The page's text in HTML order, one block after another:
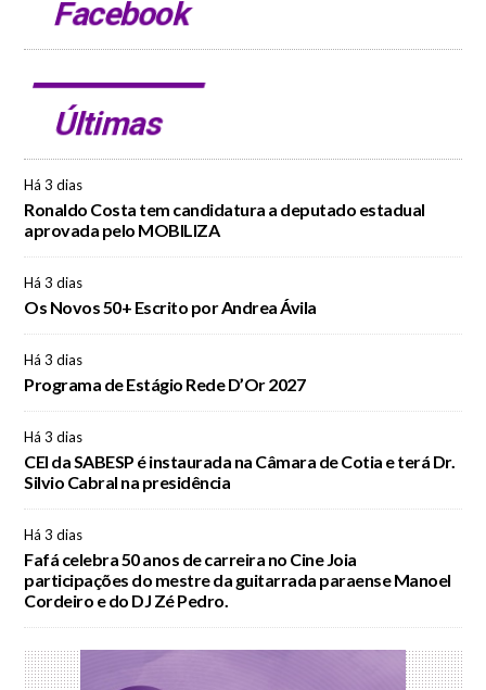
Facebook
Últimas
Há 3 dias
Ronaldo Costa tem candidatura a deputado estadual
aprovada pelo MOBILIZA
Há 3 dias
Os Novos 50+ Escrito por Andrea Ávila
Há 3 dias
Programa de Estágio Rede D’Or 2027
Há 3 dias
CEI da SABESP é instaurada na Câmara de Cotia e terá Dr.
Silvio Cabral na presidência
Há 3 dias
Fafá celebra 50 anos de carreira no Cine Joia
participações do mestre da guitarrada paraense Manoel
Cordeiro e do DJ Zé Pedro.